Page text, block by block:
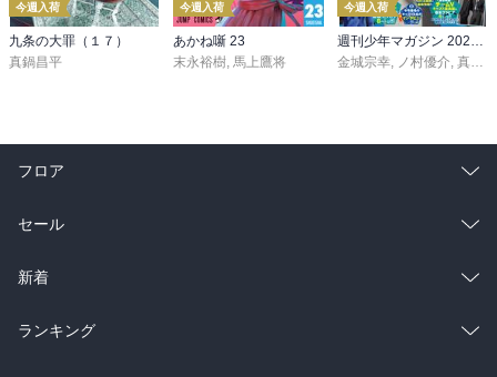
今週入荷
九条の大罪（１７）
真鍋昌平
今週入荷
あかね噺 23
末永裕樹, 馬上鷹将
今週入荷
週刊少年マガジン 2026年36・37号[2026年8月5日発売]
金城宗幸, ノ村優介, 真島ヒロ
フロア
総合
ラノベ
雑誌・グラビア
セール
総合
ラノベ
新着
総合
ランキング